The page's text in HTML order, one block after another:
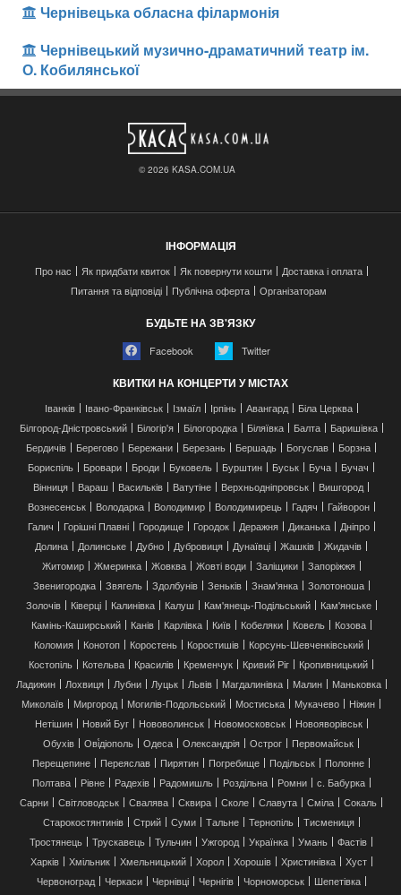
Чернівецька обласна філармонія
Чернівецький музично-драматичний театр ім.
О. Кобилянської
© 2026 KASA.COM.UA
ІНФОРМАЦІЯ
Про нас Як придбати квиток Як повернути кошти
Доставка і оплата
Питання та відповіді
Публічна оферта Організаторам
БУДЬТЕ НА ЗВ'ЯЗКУ
Facebook Twitter
КВИТКИ НА КОНЦЕРТИ У МІСТАХ
Іванків Івано-Франківськ Ізмаїл Ірпінь Авангард
Біла Церква
Білгород-Дністровський
Білогір'я Білогородка Біляївка Балта
Баришівка
Бердичів
Берегово Бережани Березань Бершадь Богуслав
Борзна
Бориспіль
Бровари Броди Буковель Бурштин Буськ Буча
Бучач
Вінниця
Вараш Васильків Ватутіне Верхньодніпровськ
Вишгород
Вознесенськ
Володарка Володимир Володимирець Гадяч
Гайворон
Галич
Горішні Плавні Городище Городок Деражня Диканька
Дніпро
Долина
Долинське Дубно Дубровиця Дунаївці Жашків
Жидачів
Житомир
Жмеринка Жовква Жовті води Заліщики
Запоріжжя
Звенигородка
Звягель Здолбунів Зеньків Знам'янка
Золотоноша
Золочів
Ківерці Калинівка Калуш Кам'янець-Подільський
Кам'янське
Камінь-Каширський
Канів Карлівка Київ Кобеляки Ковель
Козова
Коломия
Конотоп Коростень Коростишів
Корсунь-Шевченківський
Костопіль
Котельва Красилів Кременчук Кривий Ріг
Кропивницький
Ладижин
Лохвиця Лубни Луцьк Львів Магдалинівка Малин
Маньковка
Миколаїв
Миргород Могилів-Подольський Мостиська Мукачево
Ніжин
Нетішин
Новий Буг Нововолинськ Новомосковськ
Новояворівськ
Обухів
Ові́діополь Одеса Олександрія Острог
Первомайськ
Перещепине
Переяслав Пирятин Погребище Подільськ
Полонне
Полтава
Рівне Радехів Радомишль Роздільна Ромни
с. Бабурка
Сарни
Світловодськ Свалява Сквира Сколе Славута Сміла
Сокаль
Старокостянтинів
Стрий Суми Тальне Тернопіль
Тисмениця
Тростянець
Трускавець Тульчин Ужгород Українка Умань
Фастів
Харків
Хмільник Хмельницький Хорол Хорошів Христинівка
Хуст
Червоноград
Черкаси Чернівці Чернігів Чорноморськ
Шепетівка